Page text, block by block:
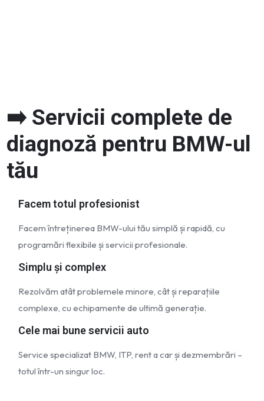
➡️ Servicii complete de
diagnoză pentru BMW-ul
tău
Facem totul profesionist
Facem întreținerea BMW-ului tău simplă și rapidă, cu
programări flexibile și servicii profesionale.
Simplu și complex
Rezolvăm atât problemele minore, cât și reparațiile
complexe, cu echipamente de ultimă generație.
Cele mai bune servicii auto
Service specializat BMW, ITP, rent a car și dezmembrări –
totul într-un singur loc.